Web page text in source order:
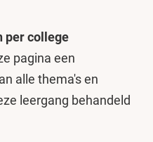
per college
pagina een
alle thema's en
leergang behandeld